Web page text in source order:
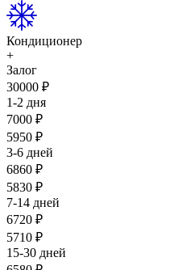
Кондиционер
+
Залог
30000 ₽
1-2 дня
7000 ₽
5950 ₽
3-6 дней
6860 ₽
5830 ₽
7-14 дней
6720 ₽
5710 ₽
15-30 дней